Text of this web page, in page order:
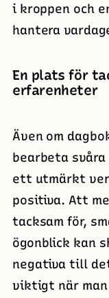
i kroppen och
hantera
En plats för
erfarenheter
Även om
bearbeta svåra
ett utmärkt
positiva. Att
tacksam för,
ögonblick kan
negativa till
viktigt när man